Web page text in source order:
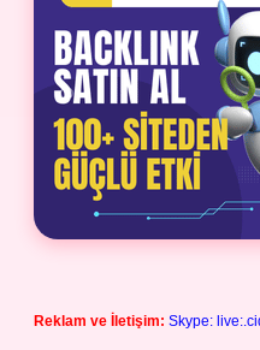
Reklam ve İletişim: Skype: